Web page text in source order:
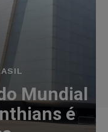
Mundial
é